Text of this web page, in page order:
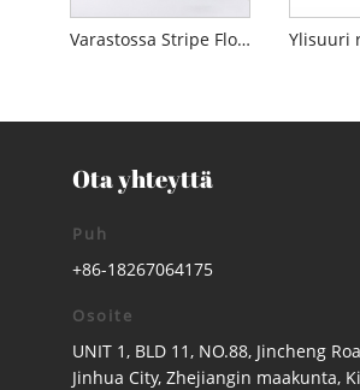
Varastossa Stripe Floppy aurinkohattu naiselle
Ota yhteyttä
Puh
+86-18267064175
Osoite
UNIT 1, BLD 11, NO.88, Jincheng
Jinhua City, Zhejiangin maakunta,